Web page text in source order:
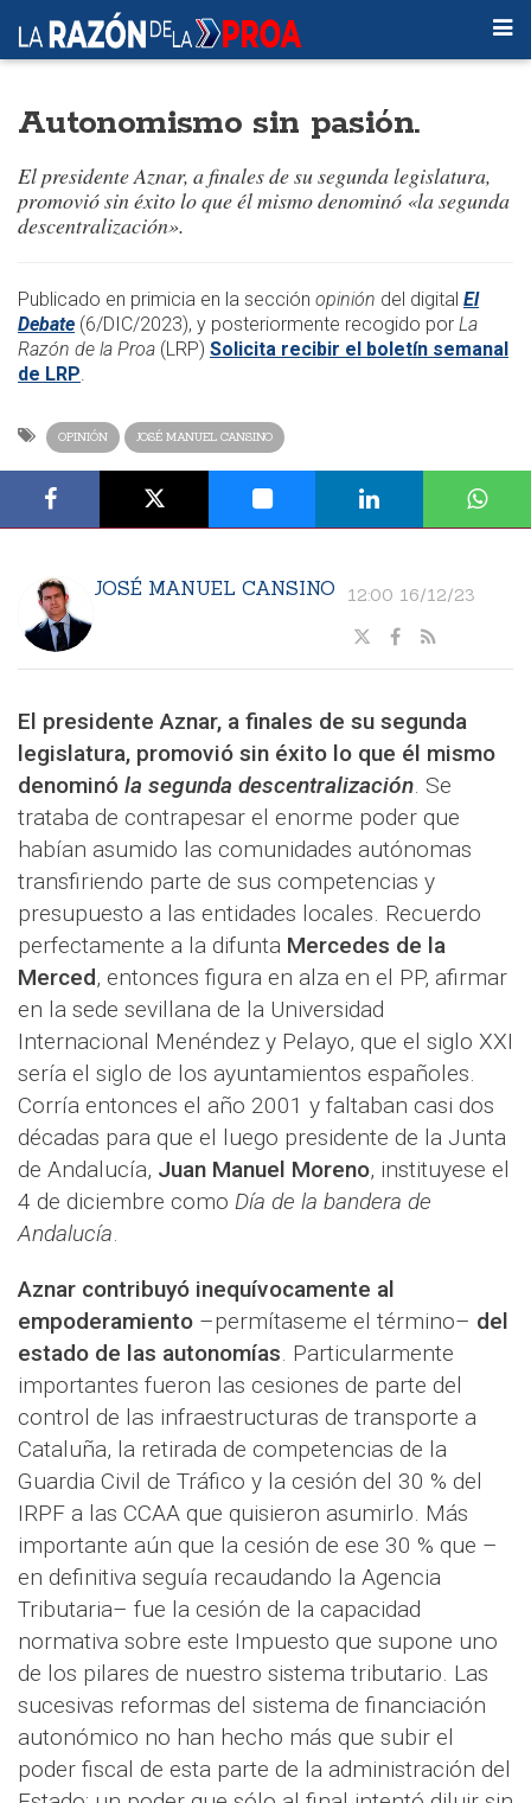
Autonomismo sin pasión.
El presidente Aznar, a finales de su segunda legislatura,
promovió sin éxito lo que él mismo denominó «la segunda
descentralización».
​​Publicado en primicia en la sección opinión del digital El
Debate (6/DIC/2023), y posteriormente recogido por La
Razón de la Proa (LRP) Solicita recibir el boletín semanal
de LRP.​
OPINIÓN JOSÉ MANUEL CANSINO
JOSÉ MANUEL CANSINO 12:00 16/12/23
El presidente Aznar, a finales de su segunda
legislatura, promovió sin éxito lo que él mismo
denominó la segunda descentralización. Se
trataba de contrapesar el enorme poder que
habían asumido las comunidades autónomas
transfiriendo parte de sus competencias y
presupuesto a las entidades locales. Recuerdo
perfectamente a la difunta Mercedes de la
Merced, entonces figura en alza en el PP, afirmar
en la sede sevillana de la Universidad
Internacional Menéndez y Pelayo, que el siglo XXI
sería el siglo de los ayuntamientos españoles.
Corría entonces el año 2001 y faltaban casi dos
décadas para que el luego presidente de la Junta
de Andalucía, Juan Manuel Moreno, instituyese el
4 de diciembre como Día de la bandera de
Andalucía.
Aznar contribuyó inequívocamente al
empoderamiento –permítaseme el término– del
estado de las autonomías. Particularmente
importantes fueron las cesiones de parte del
control de las infraestructuras de transporte a
Cataluña, la retirada de competencias de la
Guardia Civil de Tráfico y la cesión del 30 % del
IRPF a las CCAA que quisieron asumirlo. Más
importante aún que la cesión de ese 30 % que –
en definitiva seguía recaudando la Agencia
Tributaria– fue la cesión de la capacidad
normativa sobre este Impuesto que supone uno
de los pilares de nuestro sistema tributario. Las
sucesivas reformas del sistema de financiación
autonómico no han hecho más que subir el
poder fiscal de esta parte de la administración del